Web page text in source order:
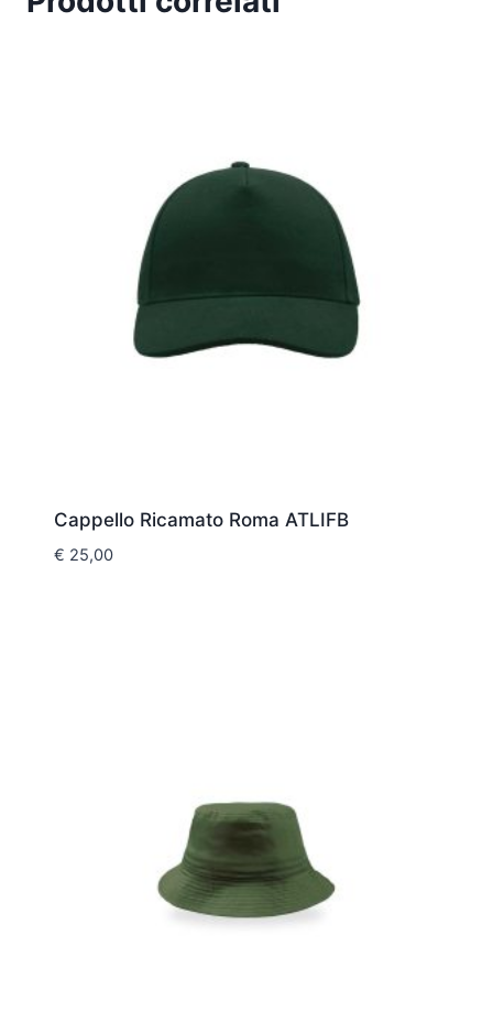
Cappello Ricamato Roma ATLIFB
€ 25,00